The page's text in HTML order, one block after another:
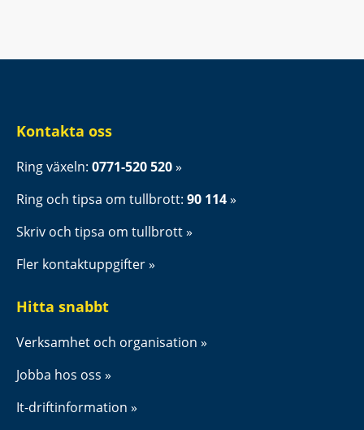
Kontakta oss
Ring växeln: 0771-520 520
Ring och tipsa om tullbrott: 90 114
Skriv och tipsa om tullbrott
Fler kontaktuppgifter
Hitta snabbt
Verksamhet och organisation
Jobba hos oss
It-driftinformation